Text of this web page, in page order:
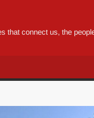
that connect us, the